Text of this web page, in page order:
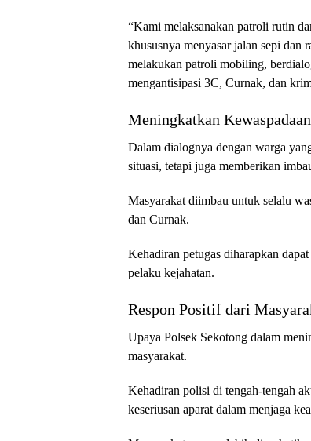
“Kami melaksanakan patroli rutin
khususnya menyasar jalan sepi
melakukan patroli mobiling,
mengantisipasi 3C, Curnak, dan
Meningkatkan
Dalam dialognya dengan warga
situasi, tetapi juga memberikan
Masyarakat diimbau untuk selalu
dan Curnak.
Kehadiran petugas diharapkan
pelaku kejahatan.
Respon Positif dari
Upaya Polsek Sekotong dalam
masyarakat.
Kehadiran polisi di tengah-tengah
keseriusan aparat dalam menjaga